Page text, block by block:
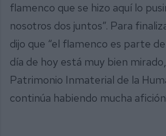
flamenco que se hizo aquí lo
nosotros dos juntos”. Para
dijo que “el flamenco es parte
día de hoy está muy bien
Patrimonio Inmaterial de la
continúa habiendo mucha